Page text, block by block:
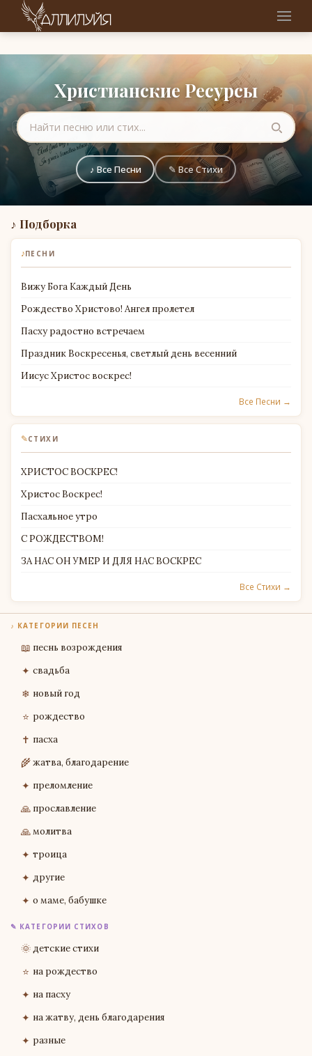
Христианские Ресурсы
♪ Все Песни ✎ Все Стихи
♪ Подборка
♪ПЕСНИ
Вижу Бога Каждый День
Рождество Христово! Ангел пролетел
Пасху радостно встречаем
Праздник Воскресенья, светлый день весенний
Иисус Христос воскрес!
Все Песни →
✎СТИХИ
ХРИСТОС ВОСКРЕС!
Христос Воскрес!
Пасхальное утро
С РОЖДЕСТВОМ!
ЗА НАС ОН УМЕР И ДЛЯ НАС ВОСКРЕС
Все Стихи →
♪ КАТЕГОРИИ ПЕСЕН
📖 песнь возрождения
✦ свадьба
❄ новый год
⭐ рождество
✝ пасха
🌾жатва, благодарение
✦ преломление
🙏 прославление
🙏молитва
✦ троица
✦ другие
✦ о маме, бабушке
✎ КАТЕГОРИИ СТИХОВ
🌞детские стихи
⭐ на рождество
✦ на пасху
✦ на жатву, день благодарения
✦ разные